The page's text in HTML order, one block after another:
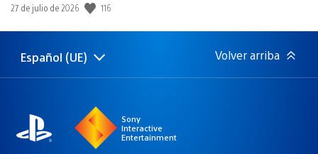
Fecha
publicación:
27 de julio de 2026 116
Selecciona
una
Región
actual:
Español (UE) Volver arriba
Sony
Interactive
Entertainment